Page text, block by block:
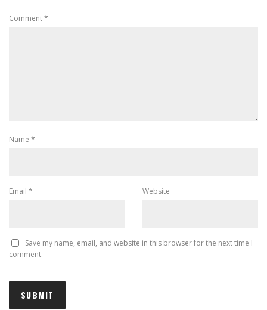
Comment*
Name *
Email * Website
Save my name, email, and website in this browser for the next time I
comment.